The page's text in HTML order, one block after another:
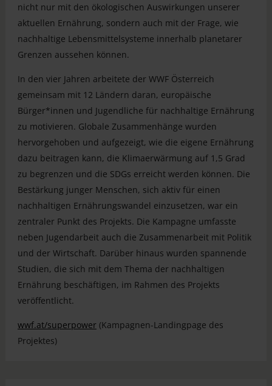
nicht nur mit den ökologischen Auswirkungen unserer
aktuellen Ernährung, sondern auch mit der Frage, wie
nachhaltige Lebensmittelsysteme innerhalb planetarer
Grenzen aussehen können.
In den vier Jahren arbeitete der WWF Österreich
gemeinsam mit 12 Ländern daran, europäische
Bürger*innen und Jugendliche für nachhaltige Ernährung
zu motivieren. Globale Zusammenhänge wurden
hervorgehoben und aufgezeigt, wie die eigene Ernährung
dazu beitragen kann, die Klimaerwärmung auf 1,5 Grad
zu begrenzen und die SDGs erreicht werden können. Die
Bestärkung junger Menschen, sich aktiv für einen
nachhaltigen Ernährungswandel einzusetzen, war ein
zentraler Punkt des Projekts. Die Kampagne umfasste
neben Jugendarbeit auch die Zusammenarbeit mit Politik
und der Wirtschaft. Darüber hinaus wurden spannende
Studien, die sich mit dem Thema der nachhaltigen
Ernährung beschäftigen, im Rahmen des Projekts
veröffentlicht.
wwf.at/superpower(Kampagnen-Landingpage des
Projektes)